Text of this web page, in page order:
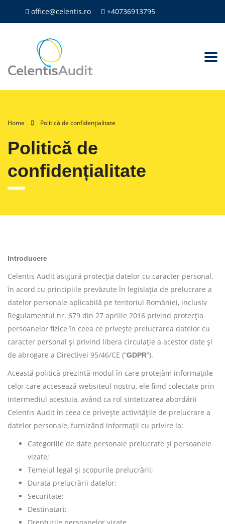
office@celentis.ro +40736913795
Home Politică de confidențialitate
Politică de
confidențialitate
Introducere
Celentis Audit asigură protecția datelor cu caracter personal,
în acord cu principiile prevăzute în legislația de prelucrare a
datelor personale aplicabilă pe teritoriul României, inclusiv
Regulamentul nr. 679 din 27 aprilie 2016 privind protecția
persoanelor fizice în ceea ce privește prelucrarea datelor cu
caracter personal și privind libera circulație a acestor date și
de abrogare a Directivei 95/46/CE (“GDPR”).
Această politică prezintă modul în care protejăm informațiile
celor care accesează websiteul nostru, ele fiind colectate prin
intermediul acestuia, având ca rol sintetizarea abordării
Celentis Audit în ceea ce privește activitățile de prelucrare a
datelor personale, furnizând informații cu privire la:
Categoriile de date personale prelucrate și persoanele
vizate;
Temeiul legal și scopurile prelucrării;
Durata prelucrării datelor;
Securitate;
Destinatari;